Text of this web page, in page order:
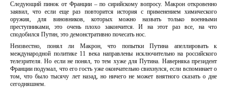
Следующий пинок от Франции – по сирийскому вопросу. Макрон откровенно
заявил, что если еще раз повторится история с применением химического
оружия, для виновников, которых можно назвать только военными
преступниками, это очень плохо закончится. И на этот раз все, на что
сподобился Путин, это демонстративно почесать нос.
Неизвестно, понял ли Макрон, что попытки Путина апеллировать к
международной политике 11 века направлены исключительно на российского
телезрителя. Но если не понял, то тем хуже для Путина. Наверняка президент
Франции подумал, что его гость уже окончательно свихнулся, если вспоминает о
том, что было тысячу лет назад, но ничего не может внятного сказать о дне
сегодняшнем.